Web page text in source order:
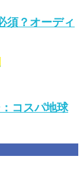
須？オーディ
コスパ地球